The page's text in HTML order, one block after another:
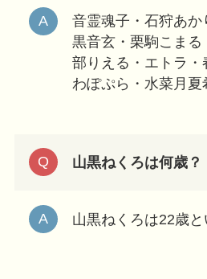
音霊魂子・石狩あか
黒音玄・栗駒こま
部りえる・エトラ
わぽぷら・水菜月夏
山黒ねくろは何歳？
山黒ねくろは22歳と